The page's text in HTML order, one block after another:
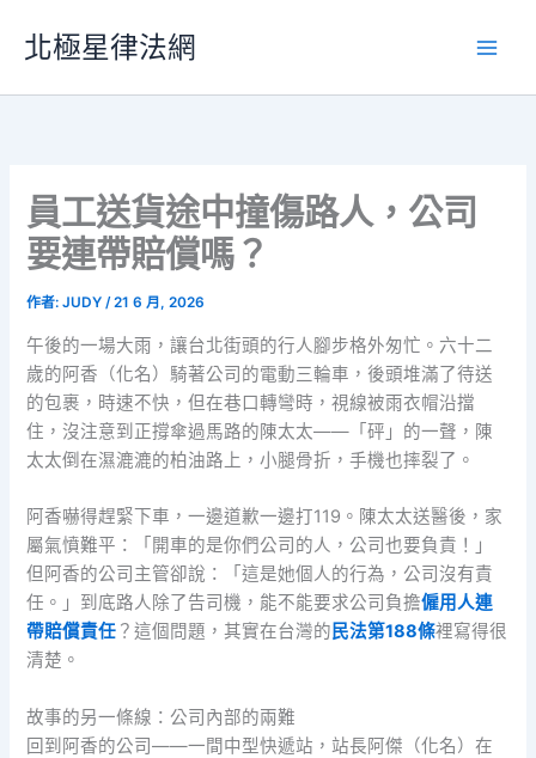
要
北極星律法網
員工送貨途中撞傷路人，公司
要連帶賠償嗎？
作者:JUDY/21 6 月, 2026
午後的一場大雨，讓台北街頭的行人腳步格外匆忙。六十二
歲的阿香（化名）騎著公司的電動三輪車，後頭堆滿了待送
的包裹，時速不快，但在巷口轉彎時，視線被雨衣帽沿擋
住，沒注意到正撐傘過馬路的陳太太——「砰」的一聲，陳
太太倒在濕漉漉的柏油路上，小腿骨折，手機也摔裂了。
阿香嚇得趕緊下車，一邊道歉一邊打119。陳太太送醫後，家
屬氣憤難平：「開車的是你們公司的人，公司也要負責！」
但阿香的公司主管卻說：「這是她個人的行為，公司沒有責
任。」到底路人除了告司機，能不能要求公司負擔僱用人連
帶賠償責任 ？這個問題，其實在台灣的 民法第188條裡寫得很
清楚。
故事的另一條線：公司內部的兩難
回到阿香的公司——一間中型快遞站，站長阿傑（化名）在